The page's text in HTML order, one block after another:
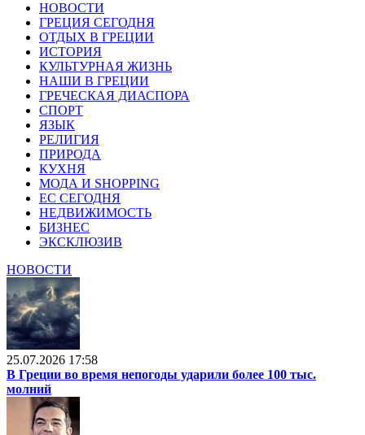
НОВОСТИ
ГРЕЦИЯ СЕГОДНЯ
ОТДЫХ В ГРЕЦИИ
ИСТОРИЯ
КУЛЬТУРНАЯ ЖИЗНЬ
НАШИ В ГРЕЦИИ
ГРЕЧЕСКАЯ ДИАСПОРА
СПОРТ
ЯЗЫК
РЕЛИГИЯ
ПРИРОДА
КУХНЯ
МОДА И SHOPPING
ЕС СЕГОДНЯ
НЕДВИЖИМОСТЬ
БИЗНЕС
ЭКСКЛЮЗИВ
НОВОСТИ
25.07.2026 17:58
В Греции во время непогоды ударили более 100 тыс.
молний